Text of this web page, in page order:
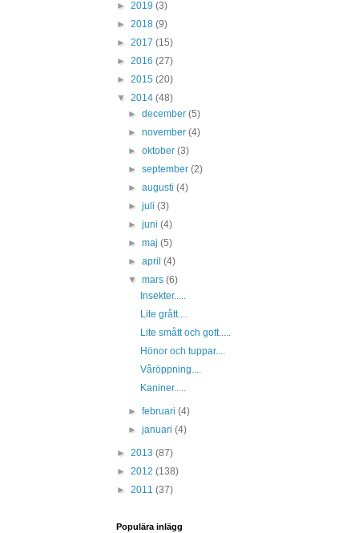
► 2019 (3)
► 2018 (9)
► 2017 (15)
► 2016 (27)
► 2015 (20)
▼ 2014 (48)
►december(5)
►november(4)
►oktober(3)
►september(2)
►augusti(4)
►juli(3)
►juni(4)
►maj(5)
►april(4)
▼mars(6)
Insekter.....
Lite grått....
Lite smått och gott.....
Hönor och tuppar....
Våröppning....
Kaniner.....
►februari(4)
►januari(4)
► 2013 (87)
► 2012 (138)
► 2011 (37)
Populära inlägg